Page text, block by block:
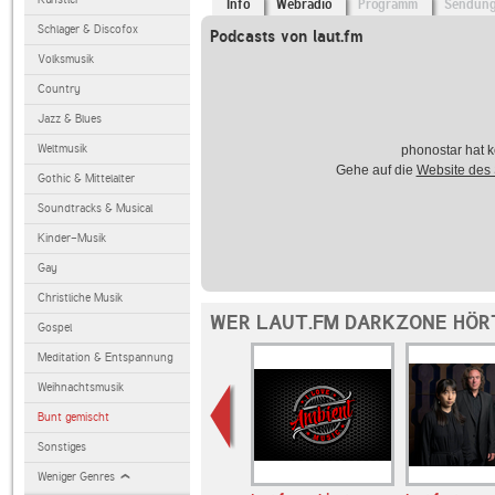
Schlager & Discofox
Volksmusik
Country
Jazz & Blues
Weltmusik
Gothic & Mittelalter
Soundtracks & Musical
Kinder-Musik
Gay
Christliche Musik
Gospel
Meditation & Entspannung
Weihnachtsmusik
Bunt gemischt
Sonstiges
Weniger Genres
Info Webradio Programm
Podcasts von laut.fm
phonostar hat
Gehe auf die Website des
WER LAUT.FM DARKZONE